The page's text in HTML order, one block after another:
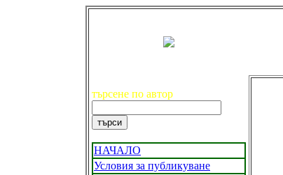
търсене по автор
НАЧАЛО
Условия за публикуване